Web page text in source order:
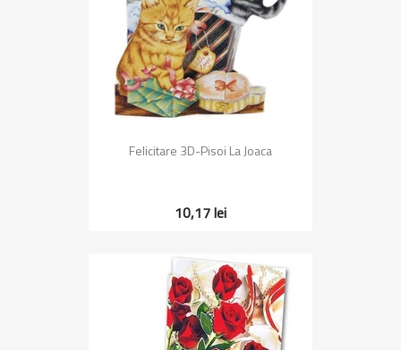
Felicitare 3D-Pisoi La Joaca
10,17 lei